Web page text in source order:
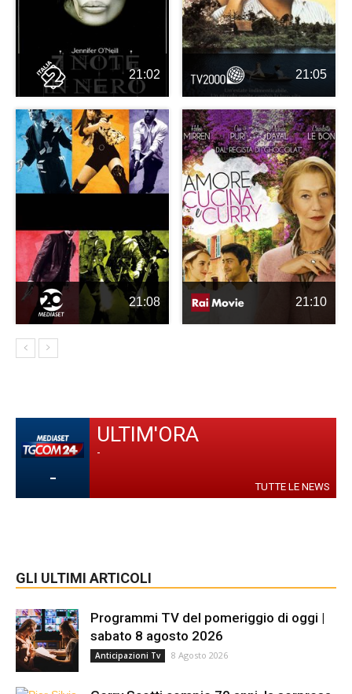
21:02 21:05
21:08 21:10
-
ULTIM'ORA
-
TUTTE LE NEWS
GLI ULTIMI ARTICOLI
Programmi TV del pomeriggio di oggi |
sabato 8 agosto 2026
Anticipazioni Tv 8 Agosto 2026